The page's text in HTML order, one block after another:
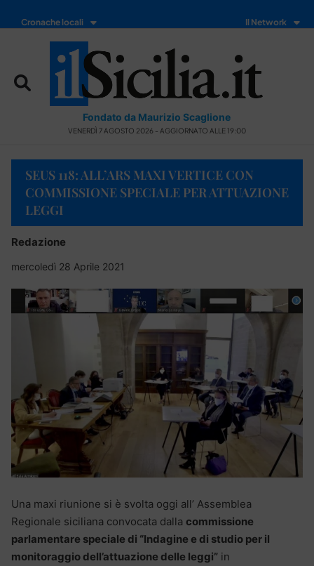
Cronache locali Il Network
Fondato da Maurizio Scaglione
VENERDÌ 7 AGOSTO 2026 - AGGIORNATO ALLE 19:00
SEUS 118: ALL’ARS MAXI VERTICE CON
COMMISSIONE SPECIALE PER ATTUAZIONE
LEGGI
Redazione
mercoledì 28 Aprile 2021
Una maxi riunione si è svolta oggi all’ Assemblea
Regionale siciliana convocata dalla commissione
parlamentare speciale di “Indagine e di studio per il
monitoraggio dell’attuazione delle leggi” in